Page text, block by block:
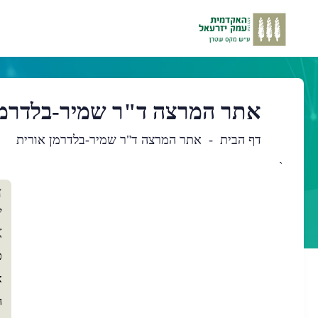
אתר המרצה ד"ר שמיר-
דף הבית אתר המרצה ד"ר שמיר-בלדרמן אורית
`